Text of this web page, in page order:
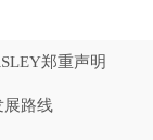
郑重声明
展路线